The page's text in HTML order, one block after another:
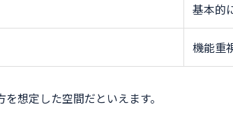
基本的
機能重
想定した空間だといえます。